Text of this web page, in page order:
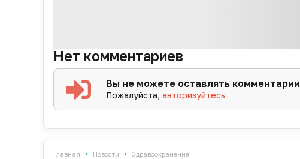
Нет комментариев
Вы не можете оставлять комментарии
Пожалуйста,авторизуйтесь
Главная • Новости • Здравоохранение